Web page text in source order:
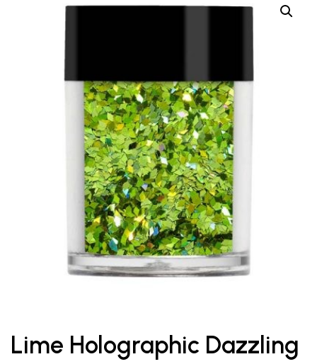
Lime Holographic Dazzling